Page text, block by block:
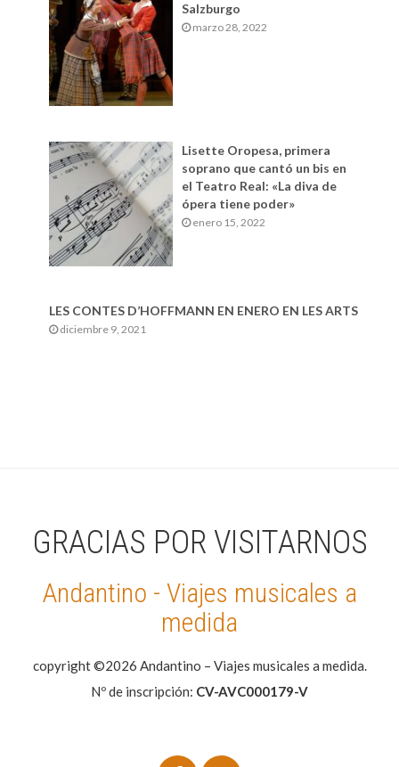
Salzburgo
marzo 28, 2022
Lisette Oropesa, primera
soprano que cantó un bis en
el Teatro Real: «La diva de
ópera tiene poder»
enero 15, 2022
LES CONTES D’HOFFMANN EN ENERO EN LES ARTS
diciembre 9, 2021
GRACIAS POR VISITARNOS
Andantino - Viajes musicales a
medida
copyright ©2026 Andantino – Viajes musicales a medida.
Nº de inscripción: CV-AVC000179-V